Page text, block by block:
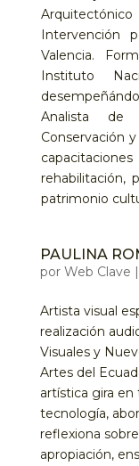
Intervención
Valencia.
Instituto
Analista de
Conservación
rehabilitación,
patrimonio
PAULINA
por Web Clave |
Artista visual
realización
Visuales y
Artes del
artística gira
tecnología,
reflexiona
apropiación,